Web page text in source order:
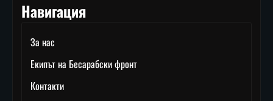
Навигация
За нас
Екипът на Бесарабски фронт
Контакти